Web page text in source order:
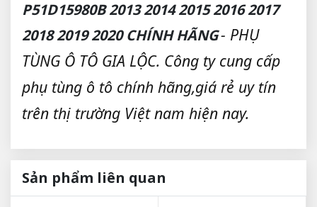
P51D15980B 2013 2014 2015 2016 2017
2018 2019 2020 CHÍNH HÃNG- PHỤ
TÙNG Ô TÔ GIA LỘC. Công ty cung cấp
phụ tùng ô tô chính hãng,giá rẻ uy tín
trên thị trường Việt nam hiện nay.
Sản phẩm liên quan